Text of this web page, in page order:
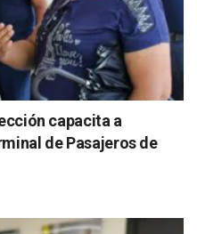
capacita a
de Pasajeros de